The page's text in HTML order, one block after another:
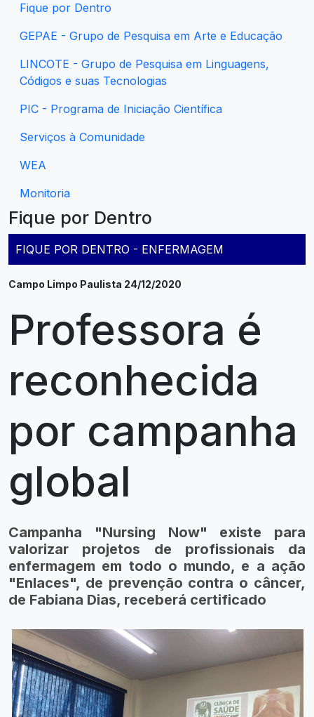
Fique por Dentro
GEPAE - Grupo de Pesquisa em Arte e Educação
LINCOTE - Grupo de Pesquisa em Linguagens,
Códigos e suas Tecnologias
PIC - Programa de Iniciação Científica
Serviços à Comunidade
WEA
Monitoria
Fique por Dentro
FIQUE POR DENTRO - ENFERMAGEM
Campo Limpo Paulista 24/12/2020
Professora é
reconhecida
por campanha
global
Campanha "Nursing Now" existe para
valorizar projetos de profissionais da
enfermagem em todo o mundo, e a ação
"Enlaces", de prevenção contra o câncer,
de Fabiana Dias, receberá certificado